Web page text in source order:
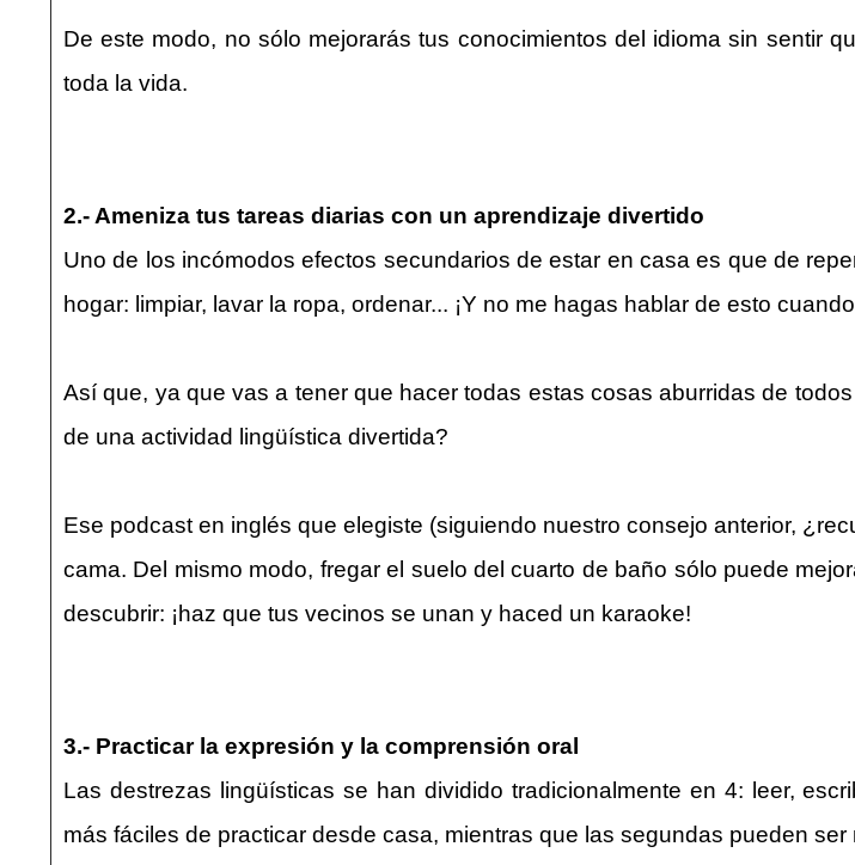
De este modo, no sólo mejorarás tus conocimientos del idioma sin sentir
toda la vida.
2.- Ameniza tus tareas diarias con un aprendizaje divertido
Uno de los incómodos efectos secundarios de estar en casa es que de
hogar: limpiar, lavar la ropa, ordenar... ¡Y no me hagas hablar de esto
Así que, ya que vas a tener que hacer todas estas cosas aburridas de
de una actividad lingüística divertida?
Ese podcast en inglés que elegiste (siguiendo nuestro consejo anterior,
cama. Del mismo modo, fregar el suelo del cuarto de baño sólo puede
descubrir: ¡haz que tus vecinos se unan y haced un karaoke!
3.- Practicar la expresión y la comprensión oral
Las destrezas lingüísticas se han dividido tradicionalmente en 4: leer,
más fáciles de practicar desde casa, mientras que las segundas pueden ser